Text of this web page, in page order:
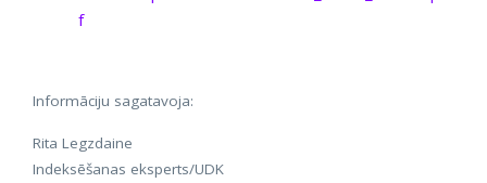
f
Informāciju sagatavoja:
Rita Legzdaine
Indeksēšanas eksperts/UDK